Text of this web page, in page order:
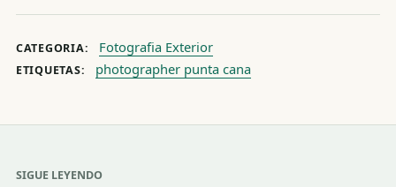
CATEGORIA: Fotografia Exterior
ETIQUETAS: photographer punta cana
SIGUE LEYENDO